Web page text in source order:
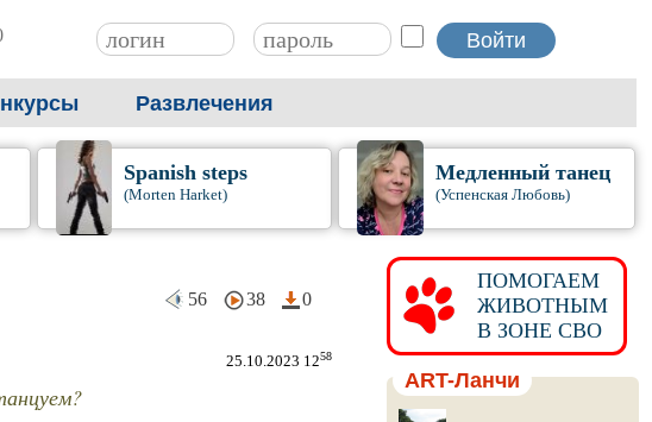
Развлечения
Spanish steps
(Morten Harket)
Медленный танец
(Успенская Любовь)
56 38 0
25.10.2023 1258
ПОМОГАЕМ
ЖИВОТНЫМ
В ЗОНЕ СВО
ART-Ланчи